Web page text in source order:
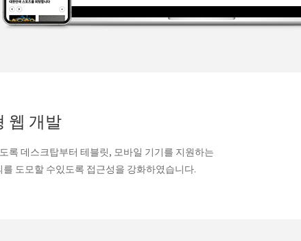
웹 개발
록 데스크탑부터 테블릿, 모바일 기기를 지원하는
도모할 수있도록 접근성을 강화하였습니다.